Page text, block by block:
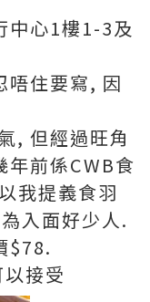
中心1樓1-3及
唔住要寫, 因
, 但經過旺角
前係CWB食
我提義食羽
入面好少人.
$78.
接受